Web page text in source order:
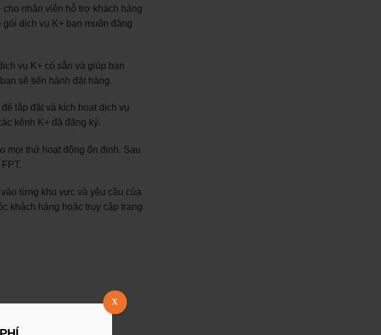
nhân viên hỗ trợ khách hàng
dịch vụ K+ bạn muốn đăng
vụ K+ có sẵn và giúp bạn
sẽ tiến hành đặt hàng.
lắp đặt và kích hoạt dịch vụ
kênh K+ đã đăng ký.
mọi thứ hoạt động ổn định. Sau
từng khu vực và yêu cầu của
khách hàng hoặc truy cập trang
X